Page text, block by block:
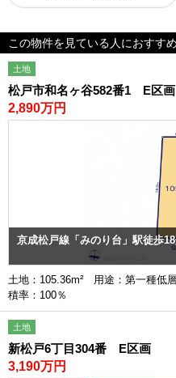
この物件を見ている人におすす
土地
松戸市和名ヶ谷582番1 E区画
2,890万円
京成松戸線「みのり台」駅徒歩
土地：105.36m² 用途：第一種
積率：100％
土地
新松戸6丁目304番 E区画
3,190万円